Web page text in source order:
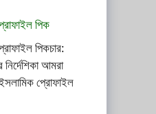
পিক
পিকচার:
আমরা
ইসলামিক প্রোফাইল